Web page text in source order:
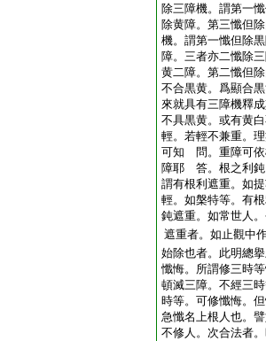
除三障機。謂第一
除黄障。第三懺但
機。謂第一懺但除
障。三者亦二懺除
黄二障。第二懺但
不合黒黄。爲顯合
來就具有三障機釋
不具黒黄。或有黄
輕。若輕不兼重。
可知 問。重障可依
障耶 答。根之利鈍
謂有根利遮重。如
輕。如槃特等。有
鈍遮重。如常世人
遮重者。如止觀中
始除也者。此明總
懺悔。所謂修三時
頓滅三障。不經三
時等。可修懺悔。
急懺名上根人也。
不修人。次合法者